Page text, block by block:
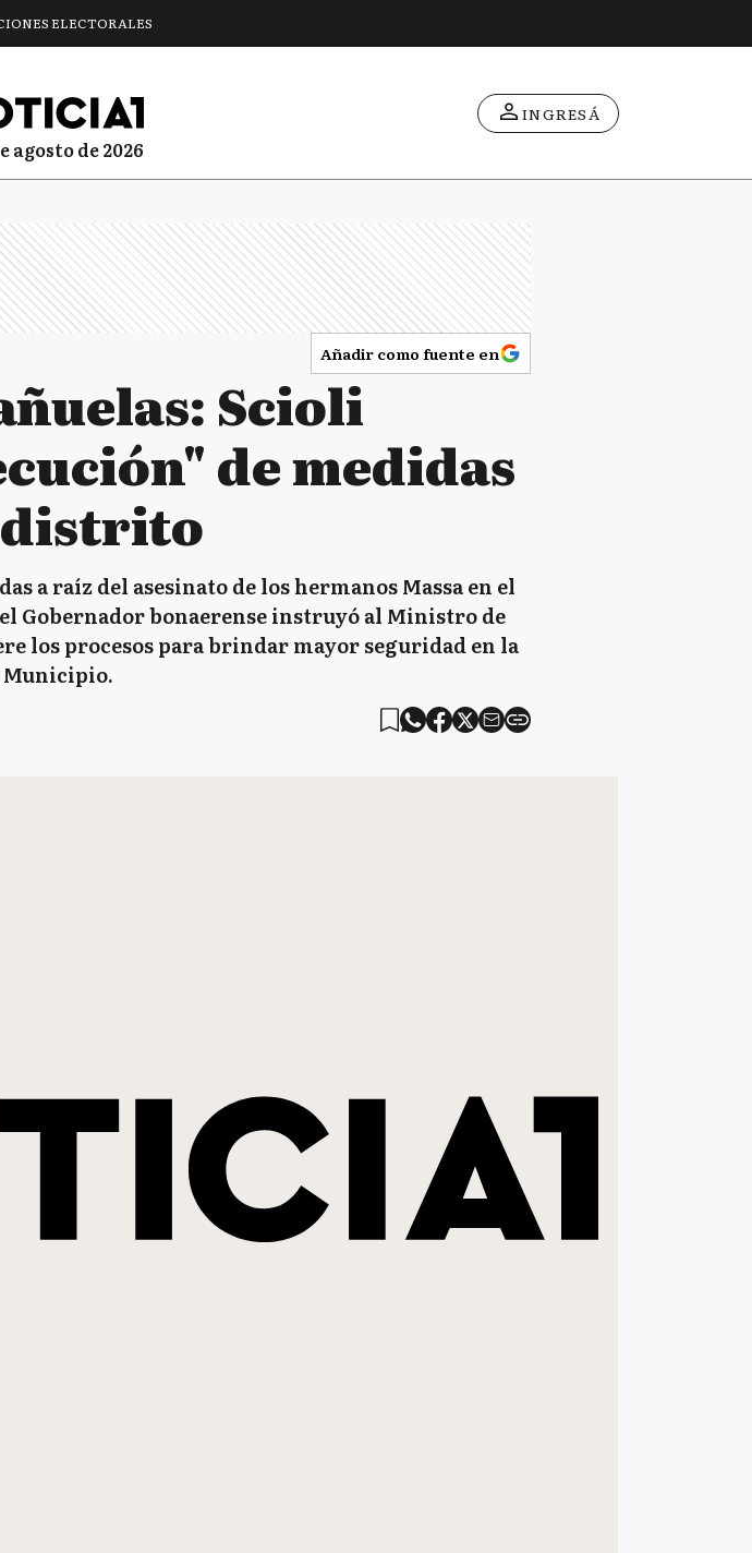
ELECTORALES
agosto de 2026
INGRESÁ
Añadir como fuente en
Scioli
de medidas
distrito
a raíz del asesinato de los hermanos Massa en el
Gobernador bonaerense instruyó al Ministro de
los procesos para brindar mayor seguridad en la